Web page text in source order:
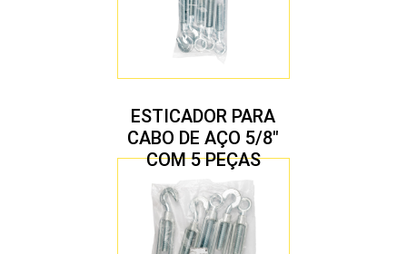
ESTICADOR PARA
CABO DE AÇO 5/8″
COM 5 PEÇAS